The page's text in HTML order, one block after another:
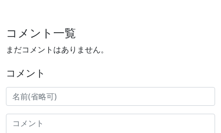
コメント一覧
まだコメントはありません。
コメント